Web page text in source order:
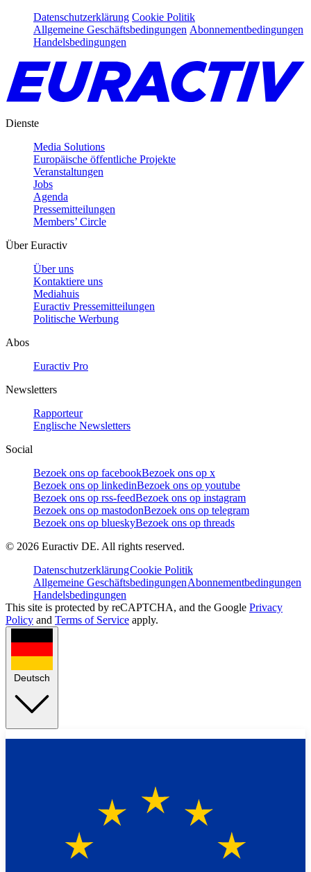
Datenschutzerklärung Cookie Politik
Allgemeine Geschäftsbedingungen Abonnementbedingungen
Handelsbedingungen
Dienste
Media Solutions
Europäische öffentliche Projekte
Veranstaltungen
Jobs
Agenda
Pressemitteilungen
Members’ Circle
Über Euractiv
Über uns
Kontaktiere uns
Mediahuis
Euractiv Pressemitteilungen
Politische Werbung
Abos
Euractiv Pro
Newsletters
Rapporteur
Englische Newsletters
Social
Bezoek ons op facebookBezoek ons op x
Bezoek ons op linkedinBezoek ons op youtube
Bezoek ons op rss-feedBezoek ons op instagram
Bezoek ons op mastodonBezoek ons op telegram
Bezoek ons op blueskyBezoek ons op threads
© 2026 Euractiv DE. All rights reserved.
DatenschutzerklärungCookie Politik
Allgemeine GeschäftsbedingungenAbonnementbedingungen
Handelsbedingungen
This site is protected by reCAPTCHA, and the Google Privacy
Policy and Terms of Service apply.
Deutsch